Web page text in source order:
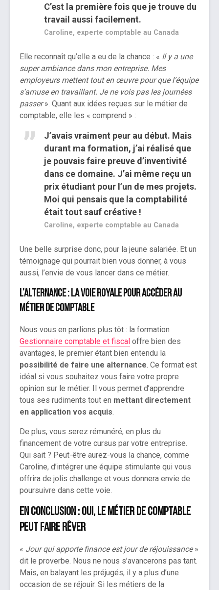
C’est la première fois que je trouve du
travail aussi facilement.
Caroline, experte comptable au Canada
Elle reconnaît qu’elle a eu de la chance : « Il y a une
super ambiance dans mon entreprise. Mes
employeurs mettent tout en œuvre pour que l’équipe
s’amuse en travaillant. Je ne vois pas les journées
passer». Quant aux idées reçues sur le métier de
comptable, elle les « comprend » :
J’avais vraiment peur au début. Mais
durant ma formation, j’ai réalisé que
je pouvais faire preuve d’inventivité
dans ce domaine. J’ai même reçu un
prix étudiant pour l’un de mes projets.
Moi qui pensais que la comptabilité
était tout sauf créative !
Caroline, experte comptable au Canada
Une belle surprise donc, pour la jeune salariée. Et un
témoignage qui pourrait bien vous donner, à vous
aussi, l’envie de vous lancer dans ce métier.
L’alternance : la voie royale pour accéder au
métier de comptable
Nous vous en parlions plus tôt : la formation
Gestionnaire comptable et fiscal offre bien des
avantages, le premier étant bien entendu la
possibilité de faire une alternance. Ce format est
idéal si vous souhaitez vous faire votre propre
opinion sur le métier. Il vous permet d’apprendre
tous ses rudiments tout en mettant directement
en application vos acquis.
De plus, vous serez rémunéré, en plus du
financement de votre cursus par votre entreprise.
Qui sait ? Peut-être aurez-vous la chance, comme
Caroline, d’intégrer une équipe stimulante qui vous
offrira de jolis challenge et vous donnera envie de
poursuivre dans cette voie.
En conclusion : oui, le métier de comptable
peut faire rêver
« Jour qui apporte finance est jour de réjouissance»
dit le proverbe. Nous ne nous s’avancerons pas tant.
Mais, en balayant les préjugés, il y a plus d’une
occasion de se réjouir. Si les métiers de la